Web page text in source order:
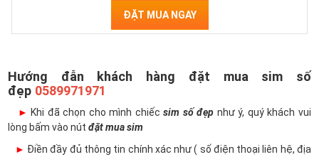
ĐẶT MUA NGAY
Hướng đẫn khách hàng đặt mua sim số
đẹp 0589971971
► Khi đã chọn cho mình chiếcsim số đẹp như ý, quý khách vui
lòng bấm vào nút đặt mua sim
► Điền đầy đủ thông tin chính xác như ( số điện thoại liên hệ, địa